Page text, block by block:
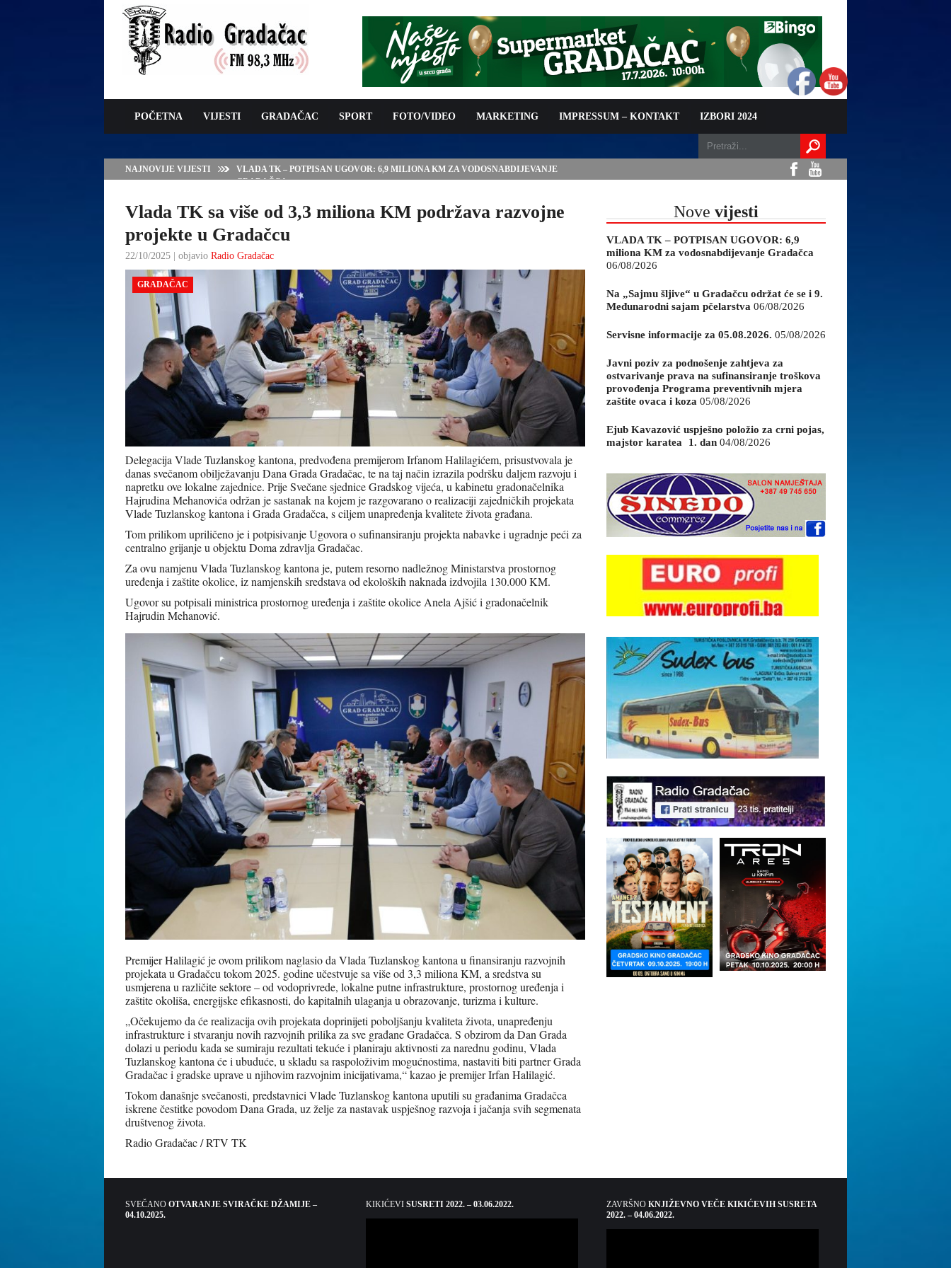
POČETNA VIJESTI GRADAČAC SPORT FOTO/VIDEO MARKETING IMPRESSUM – KONTAKT IZBORI 2024
NAJNOVIJE VIJESTI
VLADA TK – POTPISAN UGOVOR: 6,9 MILIONA KM ZA VODOSNABDIJEVANJE
GRADAČCA
Vlada TK sa više od 3,3 miliona KM podržava razvojne
projekte u Gradačcu
22/10/2025 | objavio Radio Gradačac
GRADAČAC
Delegacija Vlade Tuzlanskog kantona, predvođena premijerom Irfanom Halilagićem, prisustvovala je
danas svečanom obilježavanju Dana Grada Gradačac, te na taj način izrazila podršku daljem razvoju i
napretku ove lokalne zajednice. Prije Svečane sjednice Gradskog vijeća, u kabinetu gradonačelnika
Hajrudina Mehanovića održan je sastanak na kojem je razgovarano o realizaciji zajedničkih projekata
Vlade Tuzlanskog kantona i Grada Gradačca, s ciljem unapređenja kvalitete života građana.
Tom prilikom upriličeno je i potpisivanje Ugovora o sufinansiranju projekta nabavke i ugradnje peći za
centralno grijanje u objektu Doma zdravlja Gradačac.
Za ovu namjenu Vlada Tuzlanskog kantona je, putem resorno nadležnog Ministarstva prostornog
uređenja i zaštite okolice, iz namjenskih sredstava od ekoloških naknada izdvojila 130.000 KM.
Ugovor su potpisali ministrica prostornog uređenja i zaštite okolice Anela Ajšić i gradonačelnik
Hajrudin Mehanović.
Premijer Halilagić je ovom prilikom naglasio da Vlada Tuzlanskog kantona u finansiranju razvojnih
projekata u Gradačcu tokom 2025. godine učestvuje sa više od 3,3 miliona KM, a sredstva su
usmjerena u različite sektore – od vodoprivrede, lokalne putne infrastrukture, prostornog uređenja i
zaštite okoliša, energijske efikasnosti, do kapitalnih ulaganja u obrazovanje, turizma i kulture.
„Očekujemo da će realizacija ovih projekata doprinijeti poboljšanju kvaliteta života, unapređenju
infrastrukture i stvaranju novih razvojnih prilika za sve građane Gradačca. S obzirom da Dan Grada
dolazi u periodu kada se sumiraju rezultati tekuće i planiraju aktivnosti za narednu godinu, Vlada
Tuzlanskog kantona će i ubuduće, u skladu sa raspoloživim mogućnostima, nastaviti biti partner Grada
Gradačac i gradske uprave u njihovim razvojnim inicijativama,“ kazao je premijer Irfan Halilagić.
Tokom današnje svečanosti, predstavnici Vlade Tuzlanskog kantona uputili su građanima Gradačca
iskrene čestitke povodom Dana Grada, uz želje za nastavak uspješnog razvoja i jačanja svih segmenata
društvenog života.
Radio Gradačac / RTV TK
Nove vijesti
VLADA TK – POTPISAN UGOVOR: 6,9
miliona KM za vodosnabdijevanje Gradačca
06/08/2026
Na „Sajmu šljive“ u Gradačcu održat će se i 9.
Međunarodni sajam pčelarstva 06/08/2026
Servisne informacije za 05.08.2026. 05/08/2026
Javni poziv za podnošenje zahtjeva za
ostvarivanje prava na sufinansiranje troškova
provođenja Programa preventivnih mjera
zaštite ovaca i koza 05/08/2026
Ejub Kavazović uspješno položio za crni pojas,
majstor karatea 1. dan 04/08/2026
SVEČANO OTVARANJE SVIRAČKE DŽAMIJE –
04.10.2025.
KIKIĆEVI SUSRETI 2022. – 03.06.2022. ZAVRŠNO KNJIŽEVNO VEČE KIKIĆEVIH SUSRETA
2022. – 04.06.2022.